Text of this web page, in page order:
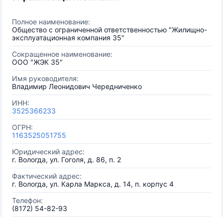
Полное наименование:
Общество с ограниченной ответственностью "Жилищно-
эксплуатационная компания 35"
Сокращенное наименование:
ООО "ЖЭК 35"
Имя руководителя:
Владимир Леонидович Чередниченко
ИНН:
3525366233
ОГРН:
1163525051755
Юридический адрес:
г. Вологда, ул. Гоголя, д. 86, п. 2
Фактический адрес:
г. Вологда, ул. Карла Маркса, д. 14, п. корпус 4
Телефон:
(8172) 54-82-93